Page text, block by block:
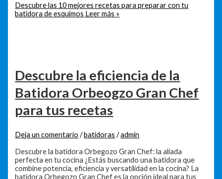
Descubre las 10 mejores recetas para preparar con tu
batidora de esquimos Leer más »
Descubre la eficiencia de la
Batidora Orbeogzo Gran Chef
para tus recetas
Deja un comentario / batidoras /admin
Descubre la batidora Orbegozo Gran Chef: la aliada
perfecta en tu cocina ¿Estás buscando una batidora que
combine potencia, eficiencia y versatilidad en la cocina? La
batidora Orbegozo Gran Chef es la opción ideal para tus